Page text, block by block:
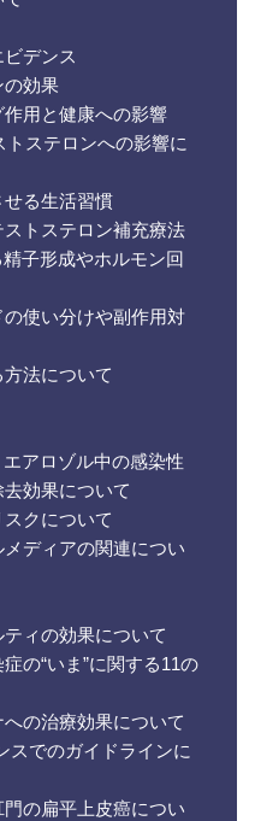
デンス
の効果
用と健康への影響
ステロンへの影響に
る生活習慣
トステロン補充療法
精子形成やホルモン回
使い分けや副作用対
法について
アロゾル中の感染性
効果について
クについて
ディアの関連につい
ィの効果について
の“いま”に関する11の
の治療効果について
スでのガイドラインに
の扁平上皮癌につい